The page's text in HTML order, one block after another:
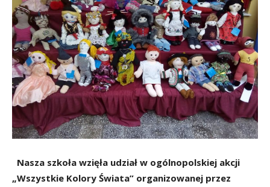
Nasza szkoła wzięła udział w ogólnopolskiej akcji
„Wszystkie Kolory Świata” organizowanej przez